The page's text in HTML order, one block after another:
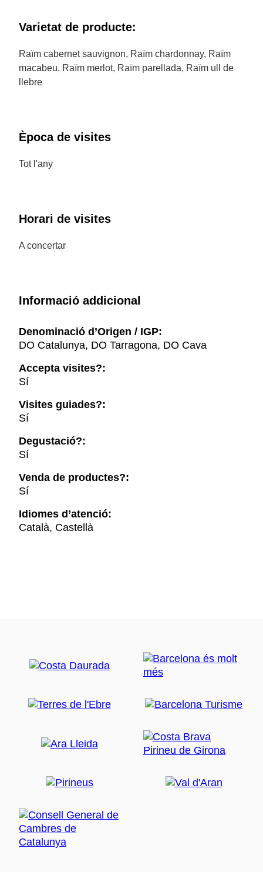
Varietat de producte:
Raïm cabernet sauvignon, Raïm chardonnay, Raïm
macabeu, Raïm merlot, Raïm parellada, Raïm ull de
llebre
Època de visites
Tot l'any
Horari de visites
A concertar
Informació addicional
Denominació d’Origen / IGP:
DO Catalunya, DO Tarragona, DO Cava
Accepta visites?:
Sí
Visites guiades?:
Sí
Degustació?:
Sí
Venda de productes?:
Sí
Idiomes d’atenció:
Català, Castellà